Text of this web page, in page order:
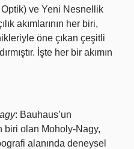
ve Yeni Nesnellik
akımlarının her biri,
öne çıkan çeşitli
İşte her bir akımın
: Bauhaus’un
biri olan Moholy-Nagy,
alanında deneysel